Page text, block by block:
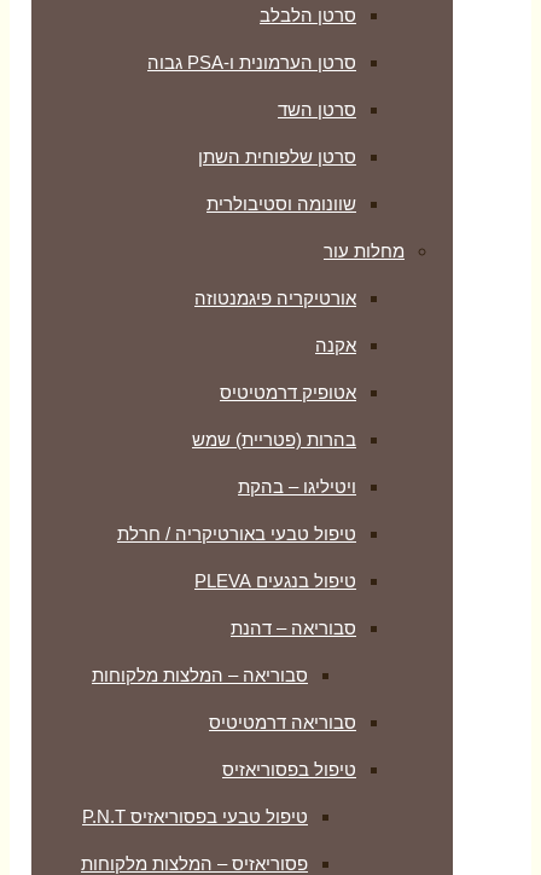
סרטן הלבלב
סרטן הערמונית ו-PSA גבוה
סרטן השד
סרטן שלפוחית השתן
שוונומה וסטיבולרית
מחלות עור
אורטיקריה פיגמנטוזה
אקנה
אטופיק דרמטיטיס
בהרות (פטריית) שמש
ויטיליגו – בהקת
טיפול טבעי באורטיקריה / חרלת
טיפול בנגעים PLEVA
סבוריאה – דהנת
סבוריאה – המלצות מלקוחות
סבוריאה דרמטיטיס
טיפול בפסוריאזיס
טיפול טבעי בפסוריאזיס P.N.T
פסוריאזיס – המלצות מלקוחות